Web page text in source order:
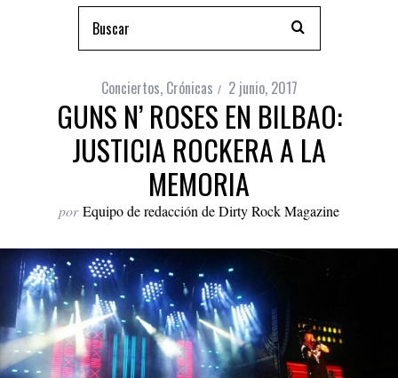
Conciertos, Crónicas 2 junio, 2017
GUNS N’ ROSES EN BILBAO:
JUSTICIA ROCKERA A LA
MEMORIA
por Equipo de redacción de Dirty Rock Magazine